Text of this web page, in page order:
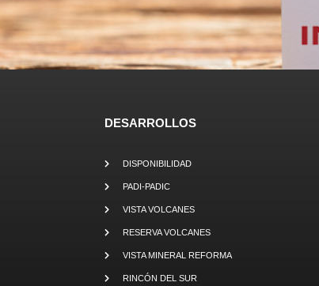
DESARROLLOS
DISPONIBILIDAD
PADI-PADIC
VISTA VOLCANES
RESERVA VOLCANES
VISTA MINERAL REFORMA
RINCÓN DEL SUR